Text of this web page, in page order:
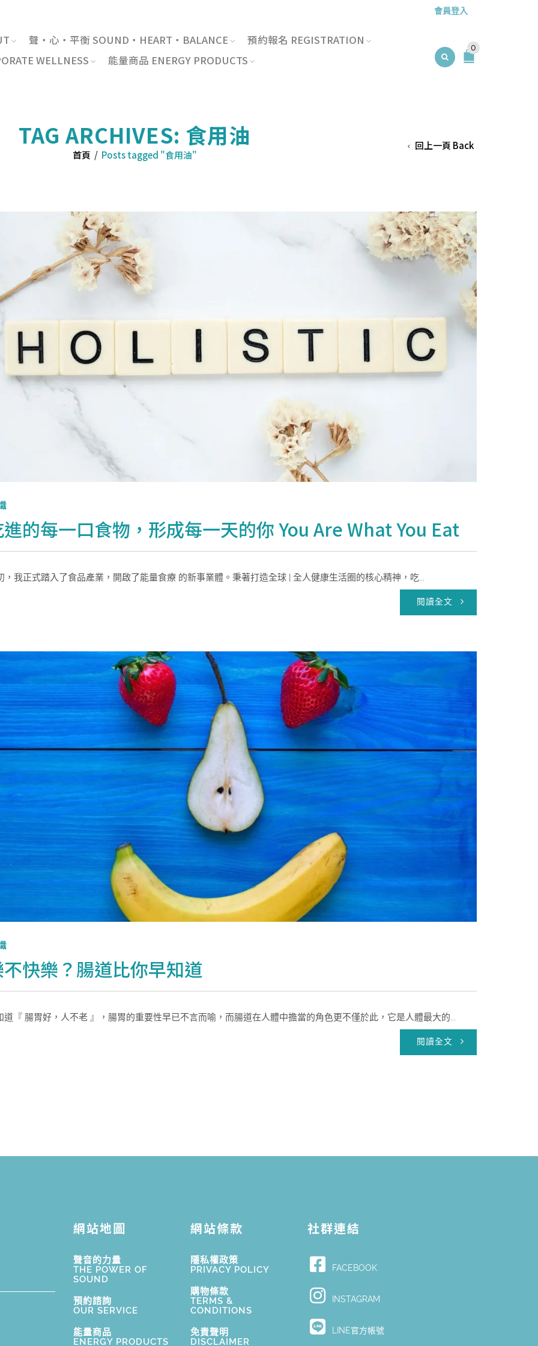
會員登入
聲・心・平衡 SOUND・HEART・BALANCE
預約報名 REGISTRATION
WELLNESS
能量商品 ENERGY PRODUCTS
0
TAG ARCHIVES: 食用油
首頁 / Posts tagged "食用油"
回上一頁 Back
的每一口食物，形成每一天的你 You Are What You Eat
，我正式踏入了食品產業，開啟了能量食療 的新事業體。秉著打造全球 | 全人健康生活圈的核心精神，吃...
閱讀全文
快樂？腸道比你早知道
道『 腸胃好，人不老 』，腸胃的重要性早已不言而喻，而腸道在人體中擔當的角色更不僅於此，它是人體最大的...
閱讀全文
網站地圖
聲音的力量
THE POWER OF
SOUND
預約諮詢
OUR SERVICE
能量商品
ENERGY PRODUCTS
網站條款
隱私權政策
PRIVACY POLICY
購物條款
TERMS &
CONDITIONS
免責聲明
DISCLAIMER
社群連結
FACEBOOK
INSTAGRAM
LINE官方帳號